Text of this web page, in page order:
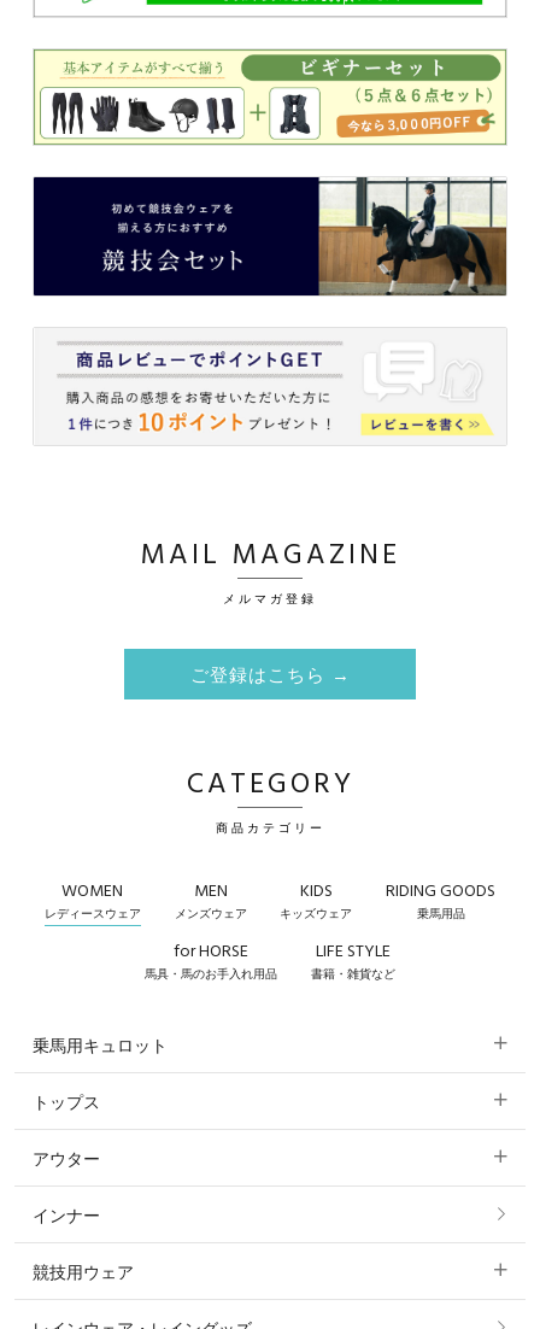
MAIL MAGAZINE
メルマガ登録
ご登録はこちら →
CATEGORY
商品カテゴリー
WOMEN
レディースウェア
MEN
メンズウェア
KIDS
キッズウェア
RIDING GOODS
乗馬用品
for HORSE
馬具・馬のお手入れ用品
LIFE STYLE
書籍・雑貨など
乗馬用キュロット
すべてのキュロット
フルグリップ・尻革 キュロット
ニーグリップ・膝革 キュロット
トップス
すべてのトップス
ポロシャツ
カットソー・Tシャツ・タンクトップ
アウター
すべてのアウター
コート
インナー
競技用ウェア